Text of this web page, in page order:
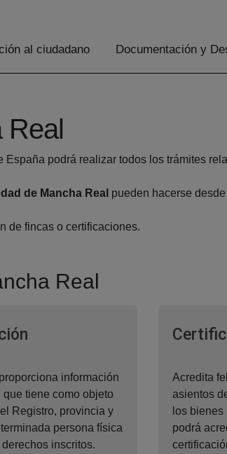
al ciudadano Documentación y
Real
podrá realizar todos los trámites
de Mancha Real pueden hacerse
de fincas o certificaciones.
Real
Ventana nueva
información
tiene como objeto
Registro, provincia y
persona física
inscritos.
Acredita
asientos
los
podrá